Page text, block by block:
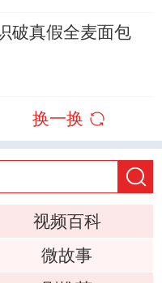
破真假全麦面包
换一换
视频百科
微故事